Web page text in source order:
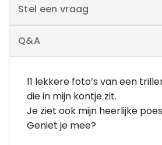
Stel een vraag
Q&A
11 lekkere foto’s van een
die in mijn kontje zit.
Je ziet ook mijn heerlijke
Geniet je mee?